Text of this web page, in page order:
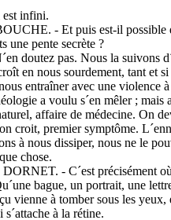
infini.
- Et puis est-il possible
une pente secrète ?
doutez pas. Nous la suivons
en nous sourdement, tant et
entraîner avec une violence
a voulu s´en mêler ; mais
affaire de médecine. On
croit, premier symptôme.
à nous dissiper, nous ne le
chose.
- C´est précisément où
bague, un portrait, une
vienne à tomber sous les
à la rétine.